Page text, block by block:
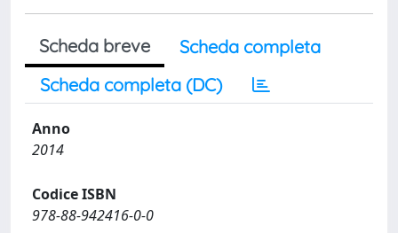
Scheda breve
Scheda completa
Scheda completa (DC)
Anno
2014
Codice ISBN
978-88-942416-0-0